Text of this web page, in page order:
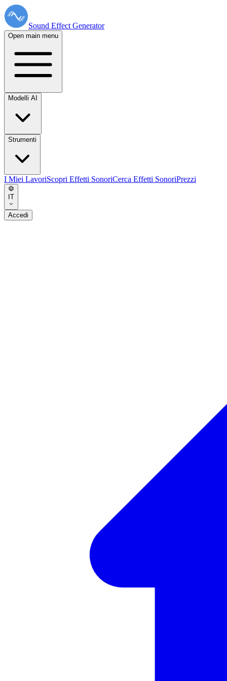
Sound Effect Generator
Open main menu
Modelli AI
Strumenti
I Miei LavoriScopri Effetti SonoriCerca Effetti SonoriPrezzi
IT
Accedi